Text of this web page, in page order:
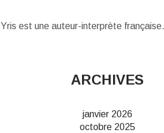
Yris est une auteur-interprète française.
ARCHIVES
janvier 2026
octobre 2025